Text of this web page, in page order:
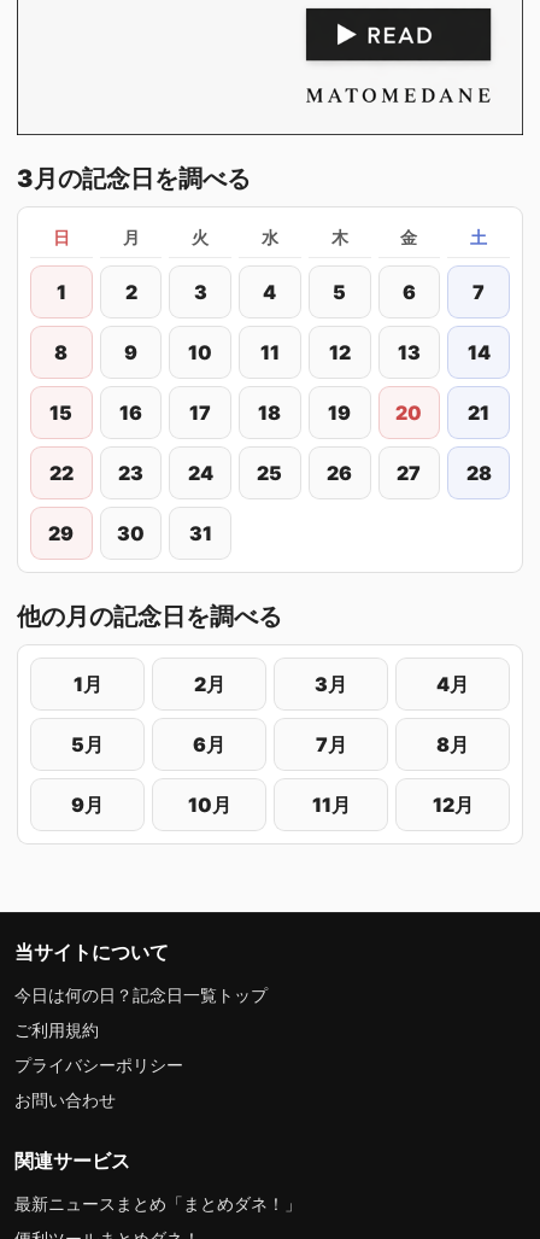
3月の記念日を調べる
日 月 火 水 木 金 土
1 2 3 4 5 6 7
8 9 10 11 12 13 14
15 16 17 18 19 20 21
22 23 24 25 26 27 28
29 30 31
他の月の記念日を調べる
1月 2月 3月 4月
5月 6月 7月 8月
9月 10月 11月 12月
当サイトについて
今日は何の日？記念日一覧トップ
ご利用規約
プライバシーポリシー
お問い合わせ
関連サービス
最新ニュースまとめ「まとめダネ！」